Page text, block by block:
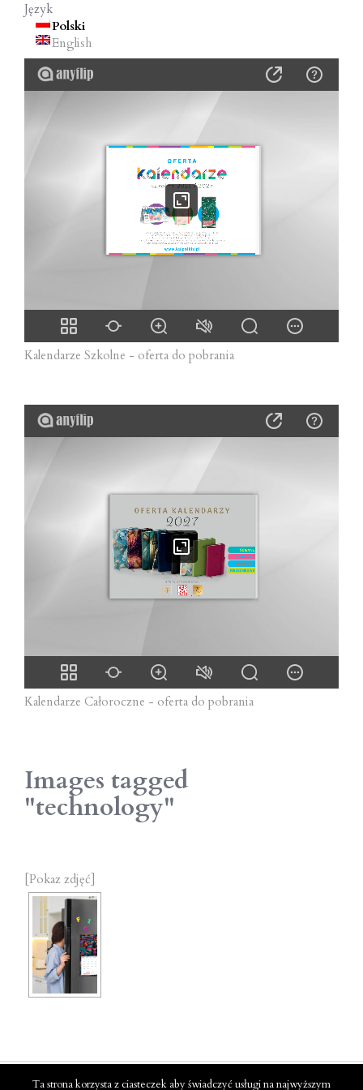
Język
Polski
English
Kalendarze Szkolne - oferta do pobrania
Kalendarze Całoroczne - oferta do pobrania
Images tagged
"technology"
[Pokaz zdjęć]
© KALPOL.BIS 2022
Ta strona korzysta z ciasteczek aby świadczyć usługi na najwyższym